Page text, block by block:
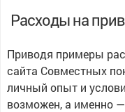
Расходы на
Приводя примеры
сайта Совместных
личный опыт и
возможен, а именно